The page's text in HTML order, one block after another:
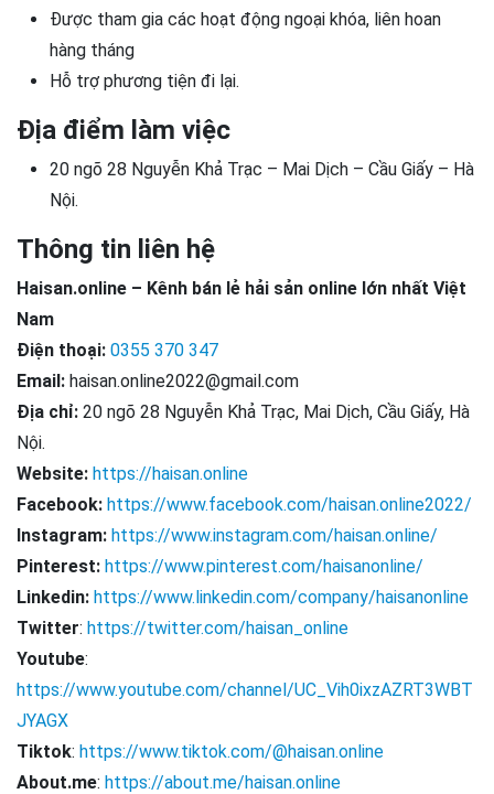
Được tham gia các hoạt động ngoại khóa, liên hoan
hàng tháng
Hỗ trợ phương tiện đi lại.
Địa điểm làm việc
20 ngõ 28 Nguyễn Khả Trạc – Mai Dịch – Cầu Giấy – Hà
Nội.
Thông tin liên hệ
Haisan.online – Kênh bán lẻ hải sản online lớn nhất Việt
Nam
Điện thoại: 0355 370 347
Email: haisan.online2022@gmail.com
Địa chỉ: 20 ngõ 28 Nguyễn Khả Trạc, Mai Dịch, Cầu Giấy, Hà
Nội.
Website: https://haisan.online
Facebook: https://www.facebook.com/haisan.online2022/
Instagram: https://www.instagram.com/haisan.online/
Pinterest: https://www.pinterest.com/haisanonline/
Linkedin: https://www.linkedin.com/company/haisanonline
Twitter: https://twitter.com/haisan_online
Youtube:
https://www.youtube.com/channel/UC_Vih0ixzAZRT3WBT
JYAGX
Tiktok: https://www.tiktok.com/@haisan.online
About.me: https://about.me/haisan.online